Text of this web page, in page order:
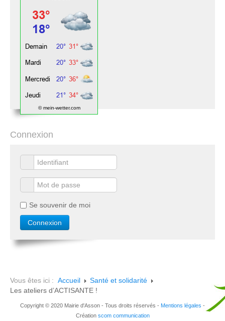
© mein-wetter.com
Connexion
Se souvenir de moi
Vous êtes ici : Accueil
Santé et solidarité
Les ateliers d’ACTISANTE !
Copyright © 2020 Mairie d'Asson - Tous droits réservés - Mentions légales -
Création scom communication